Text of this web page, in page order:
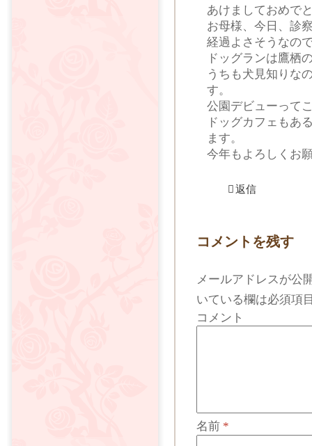
あけましておめで
お母様、今日、診
経過よさそうなの
ドッグランは鷹栖
うちも犬見知りな
す。
公園デビューって
ドッグカフェもあ
ます。
今年もよろしくお
返信
コメントを残す
メールアドレスが公
いている欄は必須項
コメント
名前 *